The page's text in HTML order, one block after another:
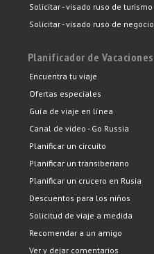
Solicitar - visado ruso de turismo
Solicitar - visado ruso de negocio
Planificador de Vacaciones
Encuentra tu viaje
Ofertas especiales
Guía de viaje en línea
Canal de video - Go Russia
Planificar un circuito
Planificar un transiberiano
Planificar un crucero en Rusia
Descuentos para los niños
Solicitud de viaje a medida
Recomendar a un amigo
Ver y dejar comentarios